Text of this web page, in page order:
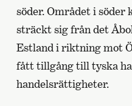
söder. Området i söder
sträckt sig från det
Estland i riktning mot
fått tillgång till tyska
handelsrättigheter.